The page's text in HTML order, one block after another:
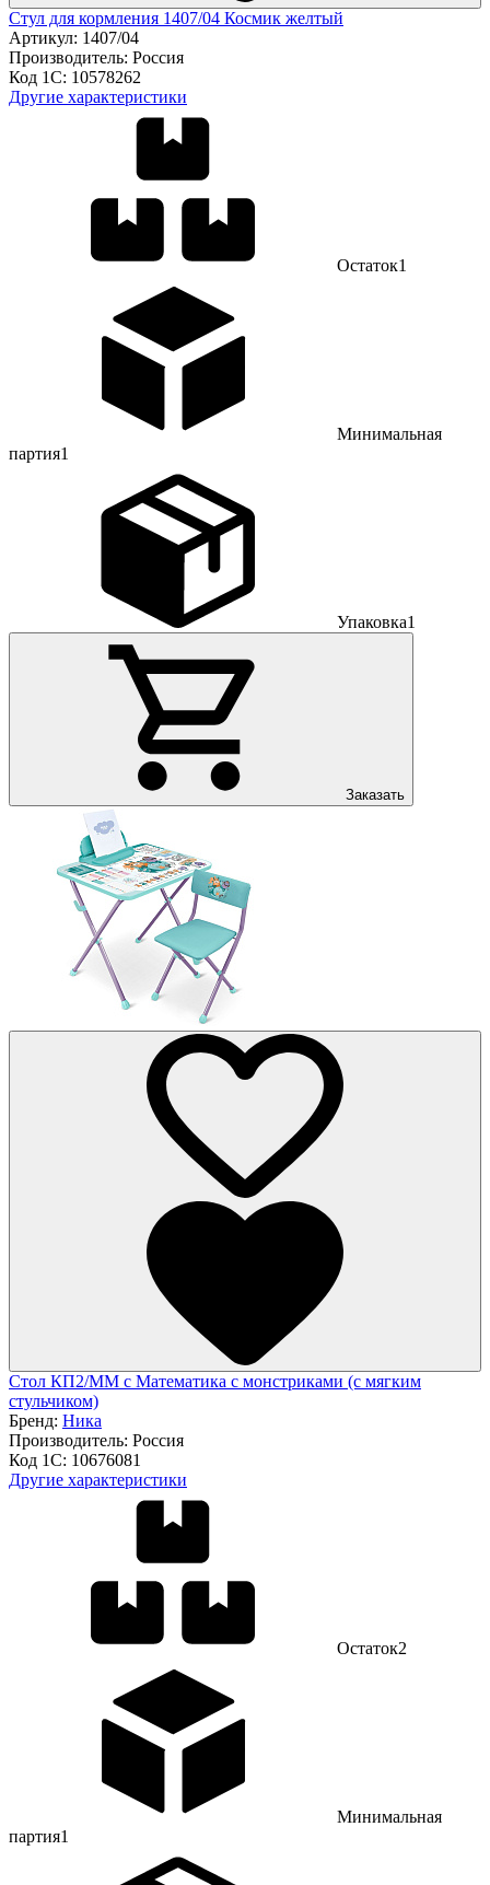
Стул для кормления 1407/04 Космик желтый
Артикул: 1407/04
Производитель: Россия
Код 1С: 10578262
Другие характеристики
Остаток1
Минимальная
партия1
Упаковка1
Заказать
Стол КП2/ММ с Математика с монстриками (с мягким
стульчиком)
Бренд: Ника
Производитель: Россия
Код 1С: 10676081
Другие характеристики
Остаток2
Минимальная
партия1